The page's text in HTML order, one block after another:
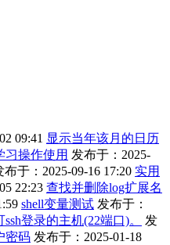
09:41 显示当年该月的日历
习操作使用 发布于：2025-
布于：2025-09-16 17:20 实用
22:23 查找并删除log扩展名
shell变量测试 发布于：
登录的主机(22端口)。
发
密码 发布于：2025-01-18